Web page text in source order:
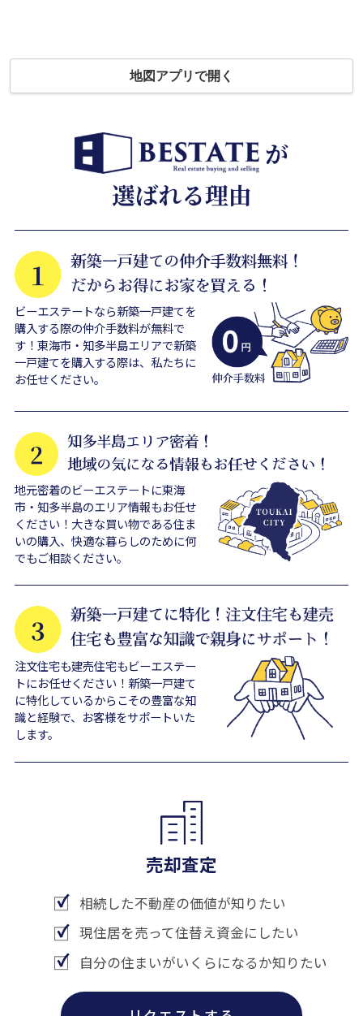
地図アプリで開く
ビーエステートなら新築一戸建てを
購入する際の仲介手数料が無料で
す！東海市・知多半島エリアで新築
一戸建てを購入する際は、私たちに
お任せください。
地元密着のビーエステートに東海
市・知多半島のエリア情報もお任せ
ください！大きな買い物である住ま
いの購入、快適な暮らしのために何
でもご相談ください。
注文住宅も建売住宅もビーエステー
トにお任せください！新築一戸建て
に特化しているからこその豊富な知
識と経験で、お客様をサポートいた
します。
売却査定
相続した不動産の価値が知りたい
現住居を売って住替え資金にしたい
自分の住まいがいくらになるか知りたい